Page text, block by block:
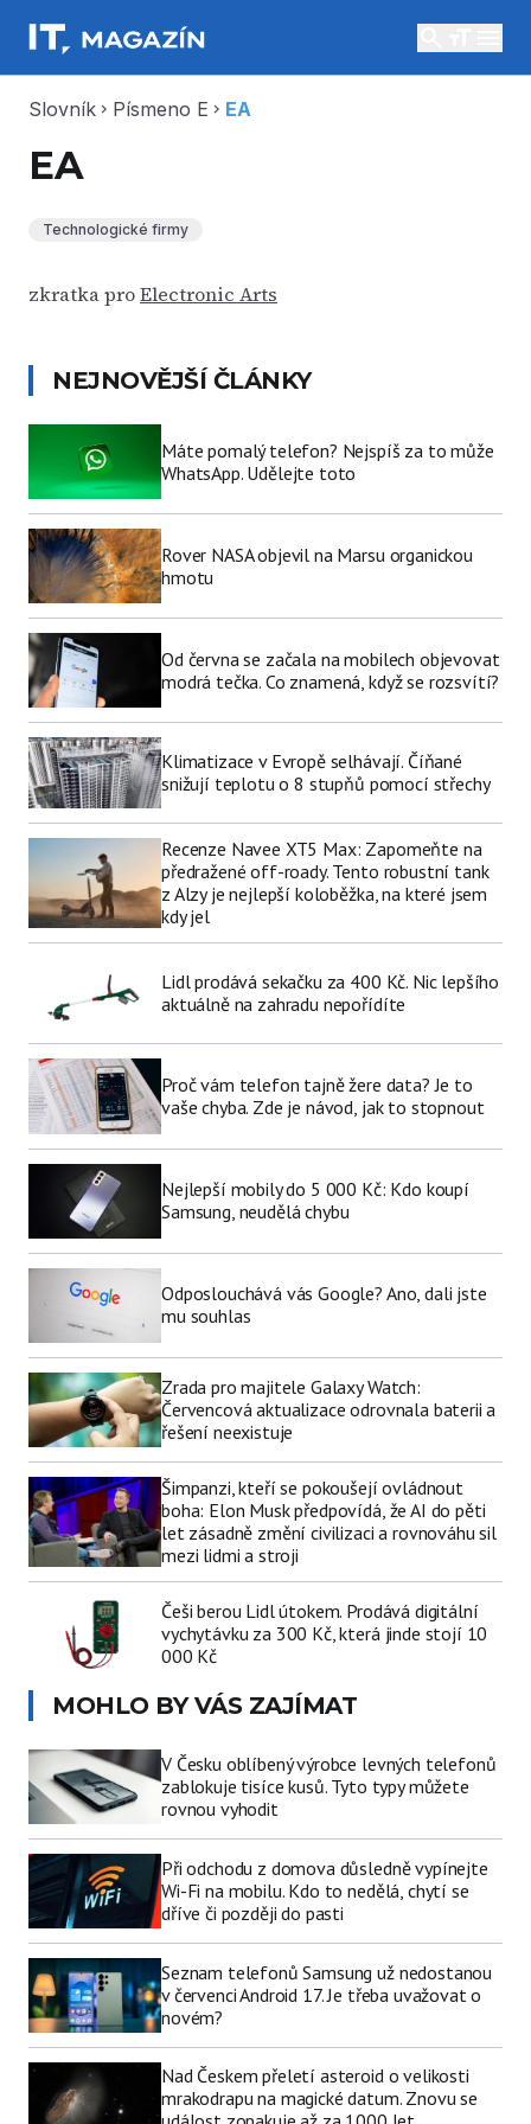
Slovník chevron_right Písmeno E chevron_right EA
EA
Technologické firmy
zkratka proElectronic Arts
NEJNOVĚJŠÍ ČLÁNKY
Máte pomalý telefon? Nejspíš za to může
WhatsApp. Udělejte toto
Rover NASA objevil na Marsu organickou
hmotu
Od června se začala na mobilech objevovat
modrá tečka. Co znamená, když se rozsvítí?
Klimatizace v Evropě selhávají. Číňané
snižují teplotu o 8 stupňů pomocí střechy
Recenze Navee XT5 Max: Zapomeňte na
předražené off-roady. Tento robustní tank
z Alzy je nejlepší koloběžka, na které jsem
kdy jel
Lidl prodává sekačku za 400 Kč. Nic lepšího
aktuálně na zahradu nepořídíte
Proč vám telefon tajně žere data? Je to
vaše chyba. Zde je návod, jak to stopnout
Nejlepší mobily do 5 000 Kč: Kdo koupí
Samsung, neudělá chybu
Odposlouchává vás Google? Ano, dali jste
mu souhlas
Zrada pro majitele Galaxy Watch:
Červencová aktualizace odrovnala baterii a
řešení neexistuje
Šimpanzi, kteří se pokoušejí ovládnout
boha: Elon Musk předpovídá, že AI do pěti
let zásadně změní civilizaci a rovnováhu sil
mezi lidmi a stroji
Češi berou Lidl útokem. Prodává digitální
vychytávku za 300 Kč, která jinde stojí 10
000 Kč
MOHLO BY VÁS ZAJÍMAT
V Česku oblíbený výrobce levných telefonů
zablokuje tisíce kusů. Tyto typy můžete
rovnou vyhodit
Při odchodu z domova důsledně vypínejte
Wi-Fi na mobilu. Kdo to nedělá, chytí se
dříve či později do pasti
Seznam telefonů Samsung už nedostanou
v červenci Android 17. Je třeba uvažovat o
novém?
Nad Českem přeletí asteroid o velikosti
mrakodrapu na magické datum. Znovu se